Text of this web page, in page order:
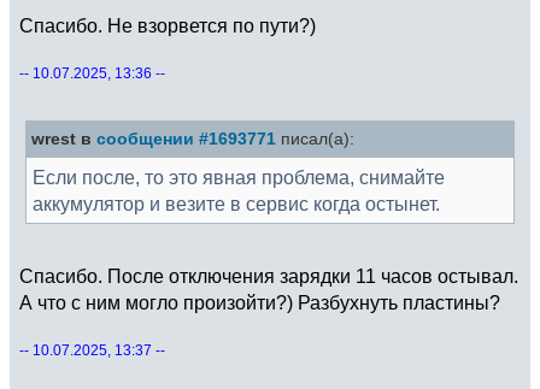
Спасибо. Не взорвется по пути?)
-- 10.07.2025, 13:36 --
wrest в сообщении #1693771 писал(а):
Если после, то это явная проблема, снимайте
аккумулятор и везите в сервис когда остынет.
Спасибо. После отключения зарядки 11 часов остывал.
А что с ним могло произойти?) Разбухнуть пластины?
-- 10.07.2025, 13:37 --